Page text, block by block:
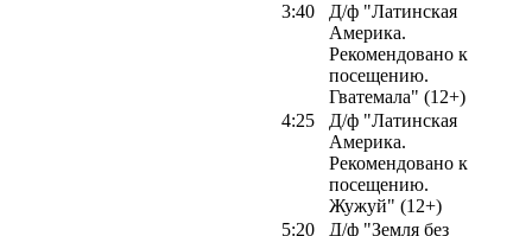
3:40
Д/ф "Латинская
Америка.
Рекомендовано к
посещению.
Гватемала" (12+)
4:25
Д/ф "Латинская
Америка.
Рекомендовано к
посещению.
Жужуй" (12+)
5:20
Д/ф "Земля без